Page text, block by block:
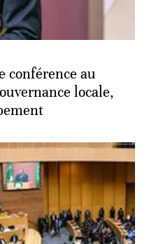
conférence au
locale,